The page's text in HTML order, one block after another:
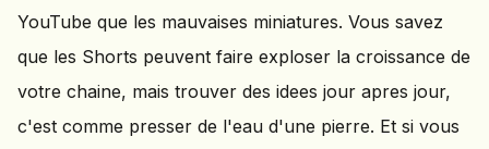
YouTube que les mauvaises miniatures. Vous savez
que les Shorts peuvent faire exploser la croissance de
votre chaine, mais trouver des idees jour apres jour,
c'est comme presser de l'eau d'une pierre. Et si vous